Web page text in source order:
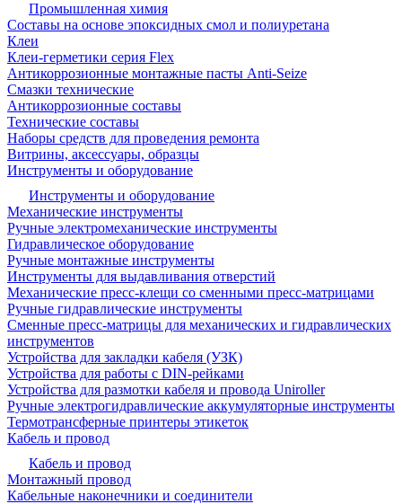
Промышленная химия
Составы на основе эпоксидных смол и полиуретана
Клеи
Клеи-герметики серия Flex
Антикоррозионные монтажные пасты Anti-Seize
Смазки технические
Антикоррозионные составы
Технические составы
Наборы средств для проведения ремонта
Витрины, аксессуары, образцы
Инструменты и оборудование
Инструменты и оборудование
Механические инструменты
Ручные электромеханические инструменты
Гидравлическое оборудование
Ручные монтажные инструменты
Инструменты для выдавливания отверстий
Механические пресс-клещи со сменными пресс-матрицами
Ручные гидравлические инструменты
Сменные пресс-матрицы для механических и гидравлических
инструментов
Устройства для закладки кабеля (УЗК)
Устройства для работы с DIN-рейками
Устройства для размотки кабеля и провода Uniroller
Ручные электрогидравлические аккумуляторные инструменты
Термотрансферные принтеры этикеток
Кабель и провод
Кабель и провод
Монтажный провод
Кабельные наконечники и соединители